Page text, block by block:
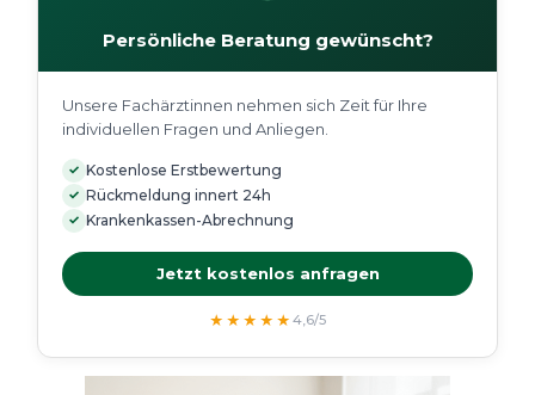
Persönliche Beratung gewünscht?
Unsere Fachärztinnen nehmen sich Zeit für Ihre
individuellen Fragen und Anliegen.
✓ Kostenlose Erstbewertung
✓ Rückmeldung innert 24h
✓ Krankenkassen-Abrechnung
Jetzt kostenlos anfragen
★★★★★ 4,6/5